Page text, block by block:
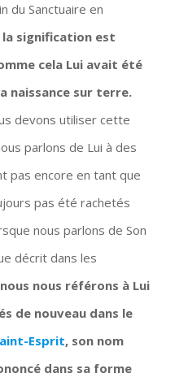
du Sanctuaire en
signification est
cela Lui avait été
naissance sur terre.
devons utiliser cette
parlons de Lui à des
pas encore en tant que
pas été rachetés
nous parlons de Son
décrit dans les
nous référons à Lui
de nouveau dans le
Esprit, son nom
dans sa forme